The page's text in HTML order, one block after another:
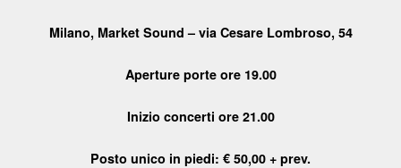
Milano, Market Sound – via Cesare Lombroso, 54
Aperture porte ore 19.00
Inizio concerti ore 21.00
Posto unico in piedi: € 50,00 + prev.